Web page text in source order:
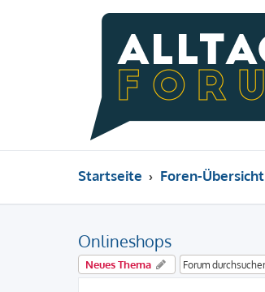
Startseite Foren-Übersicht
Onlineshops
Neues Thema